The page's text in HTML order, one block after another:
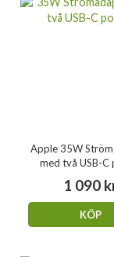
Apple 35W
med två USB-C
1 090
KÖP